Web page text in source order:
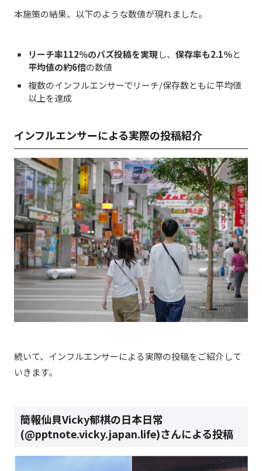
本施策の結果、以下のような数値が現れました。
リーチ率112％のバズ投稿を実現し、 保存率も2.1％と
平均値の約6倍の数値
複数のインフルエンサーでリーチ/保存数ともに平均値
以上を達成
インフルエンサーによる実際の投稿紹介
続いて、インフルエンサーによる実際の投稿をご紹介して
いきます。
簡報仙貝Vicky郁棋の日本日常
(@pptnote.vicky.japan.life)さんによる投稿